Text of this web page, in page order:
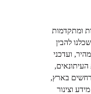
ומתקדמות
להבין
ועדכני
בארץ,
וצינור